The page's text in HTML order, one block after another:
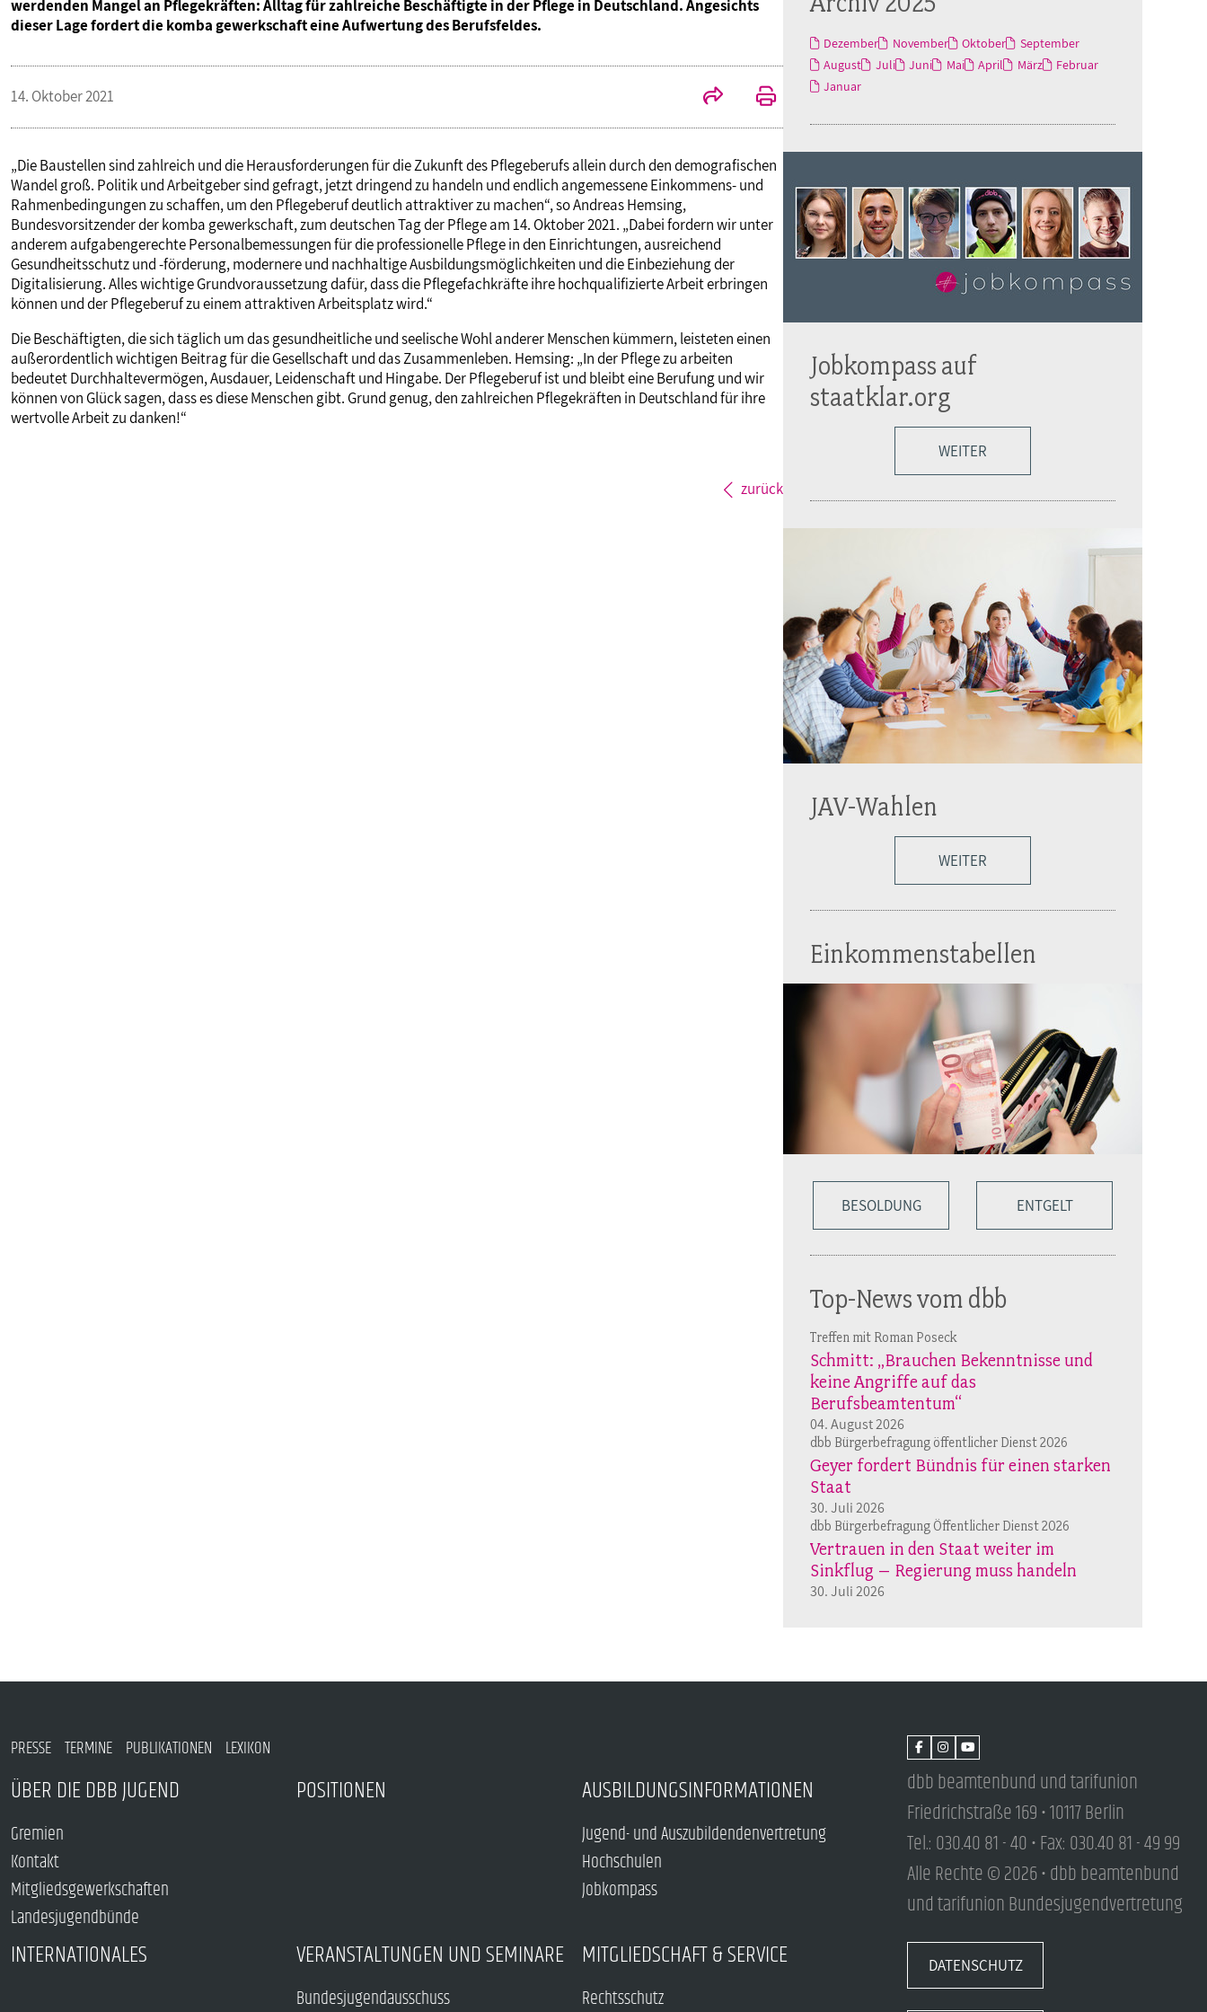
Landesjugendbünde
VERANSTALTUNGEN UND SEMINARE
Ideencampus
Parlamentarisches Sommerfest
MITGLIEDSCHAFT & SERVICE
Akademie
werdenden Mangel an Pflegekräften: Alltag für zahlreiche Beschäftigte in der Pflege in Deutschland. Angesichts
dieser Lage fordert die komba gewerkschaft eine Aufwertung des Berufsfeldes.
14. Oktober 2021
„Die Baustellen sind zahlreich und die Herausforderungen für die Zukunft des Pflegeberufs allein durch den demografischen
Wandel groß. Politik und Arbeitgeber sind gefragt, jetzt dringend zu handeln und endlich angemessene Einkommens- und
Rahmenbedingungen zu schaffen, um den Pflegeberuf deutlich attraktiver zu machen“, so Andreas Hemsing,
Bundesvorsitzender der komba gewerkschaft, zum deutschen Tag der Pflege am 14. Oktober 2021. „Dabei fordern wir unter
anderem aufgabengerechte Personalbemessungen für die professionelle Pflege in den Einrichtungen, ausreichend
Gesundheitsschutz und -förderung, modernere und nachhaltige Ausbildungsmöglichkeiten und die Einbeziehung der
Digitalisierung. Alles wichtige Grundvoraussetzung dafür, dass die Pflegefachkräfte ihre hochqualifizierte Arbeit erbringen
können und der Pflegeberuf zu einem attraktiven Arbeitsplatz wird.“
Die Beschäftigten, die sich täglich um das gesundheitliche und seelische Wohl anderer Menschen kümmern, leisteten einen
außerordentlich wichtigen Beitrag für die Gesellschaft und das Zusammenleben. Hemsing: „In der Pflege zu arbeiten
bedeutet Durchhaltevermögen, Ausdauer, Leidenschaft und Hingabe. Der Pflegeberuf ist und bleibt eine Berufung und wir
können von Glück sagen, dass es diese Menschen gibt. Grund genug, den zahlreichen Pflegekräften in Deutschland für ihre
wertvolle Arbeit zu danken!“
zurück
Dezember November Oktober
September
August
Juli Juni Mai April März
Februar
Januar
Jobkompass auf
staatklar.org
WEITER
JAV-Wahlen
WEITER
Einkommenstabellen
BESOLDUNG ENTGELT
Top-News vom dbb
Treffen mit Roman Poseck
Schmitt: „Brauchen Bekenntnisse und
keine Angriffe auf das
Berufsbeamtentum“
04. August 2026
dbb Bürgerbefragung öffentlicher Dienst 2026
Geyer fordert Bündnis für einen starken
Staat
30. Juli 2026
dbb Bürgerbefragung Öffentlicher Dienst 2026
Vertrauen in den Staat weiter im
Sinkflug – Regierung muss handeln
30. Juli 2026
PRESSE TERMINE PUBLIKATIONEN LEXIKON
ÜBER DIE DBB JUGEND
Gremien
Kontakt
Mitgliedsgewerkschaften
Landesjugendbünde
POSITIONEN AUSBILDUNGSINFORMATIONEN
Jugend- und Auszubildendenvertretung
Hochschulen
Jobkompass
INTERNATIONALES VERANSTALTUNGEN UND SEMINARE
Bundesjugendausschuss
MITGLIEDSCHAFT & SERVICE
Rechtsschutz
dbb beamtenbund und tarifunion
Friedrichstraße 169 • 10117 Berlin
Tel.: 030.40 81 - 40 • Fax: 030.40 81 - 49 99
Alle Rechte © 2026 • dbb beamtenbund
und tarifunion Bundesjugendvertretung
DATENSCHUTZ